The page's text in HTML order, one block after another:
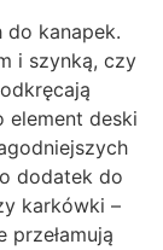
do kanapek.
i szynką, czy
element deski
dodatek do
karkówki –